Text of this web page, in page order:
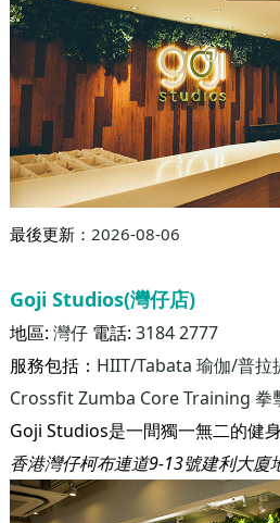
最後更新： 2026-08-06
Goji Studios(灣仔店)
地區: 灣仔電話: 3184 2777
服務包括： HIIT/Tabata 瑜伽/普拉
CrossfitZumba Core Training 拳
香港灣仔柯布連道9-13號建利大廈